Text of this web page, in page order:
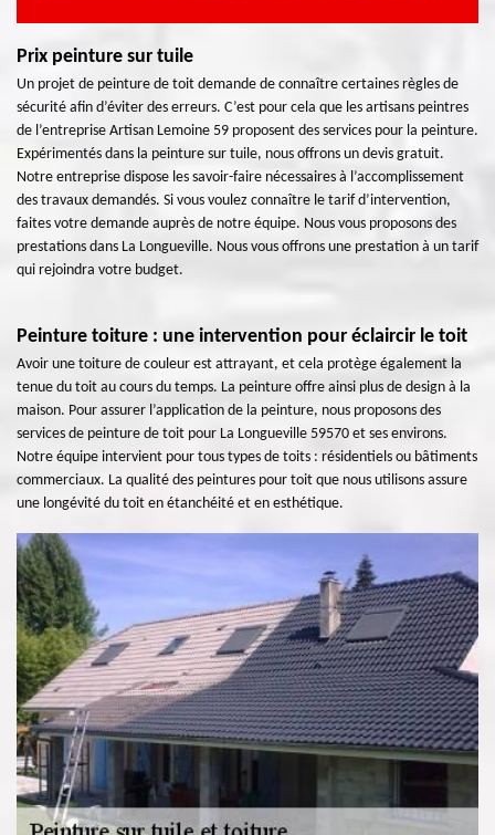
Prix peinture sur tuile
Un projet de peinture de toit demande de connaître certaines règles de
sécurité afin d’éviter des erreurs. C’est pour cela que les artisans peintres
de l’entreprise Artisan Lemoine 59 proposent des services pour la peinture.
Expérimentés dans la peinture sur tuile, nous offrons un devis gratuit.
Notre entreprise dispose les savoir-faire nécessaires à l’accomplissement
des travaux demandés. Si vous voulez connaître le tarif d’intervention,
faites votre demande auprès de notre équipe. Nous vous proposons des
prestations dans La Longueville. Nous vous offrons une prestation à un tarif
qui rejoindra votre budget.
Peinture toiture : une intervention pour éclaircir le toit
Avoir une toiture de couleur est attrayant, et cela protège également la
tenue du toit au cours du temps. La peinture offre ainsi plus de design à la
maison. Pour assurer l’application de la peinture, nous proposons des
services de peinture de toit pour La Longueville 59570 et ses environs.
Notre équipe intervient pour tous types de toits : résidentiels ou bâtiments
commerciaux. La qualité des peintures pour toit que nous utilisons assure
une longévité du toit en étanchéité et en esthétique.